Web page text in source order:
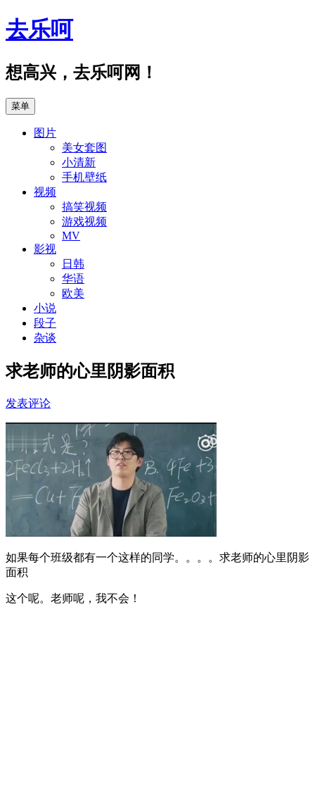
跳
至
文
去乐呵
想高兴，去乐呵网！
菜单
图片
美女套图
小清新
手机壁纸
视频
搞笑视频
游戏视频
MV
影视
日韩
华语
欧美
小说
段子
杂谈
求老师的心里阴影面积
发表评论
如果每个班级都有一个这样的同学。。。。求老师的心里阴影
面积
这个呢。老师呢，我不会！